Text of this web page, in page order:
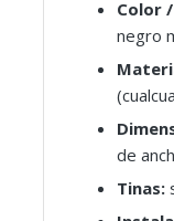
Color
negro
de
Tinas: